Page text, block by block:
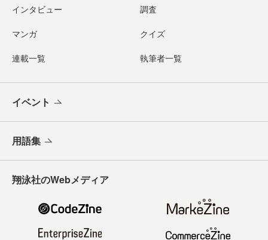
インタビュー 調査
マンガ クイズ
連載一覧 執筆者一覧
イベント
用語集
翔泳社のWebメディア